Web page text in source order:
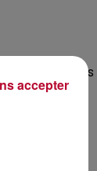
accepter